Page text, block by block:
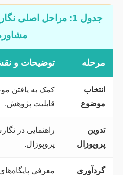
جدول 1: مراحل اصلی
مرحله توضیحات و
انتخاب
موضوع
کمک به یافتن
قابلیت پژوهش.
تدوین
پروپوزال
راهنمایی در
پروپوزال.
گردآوری
معرفی